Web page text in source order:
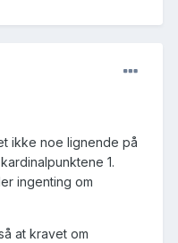
ikke noe lignende på
1.
ingenting om
at kravet om